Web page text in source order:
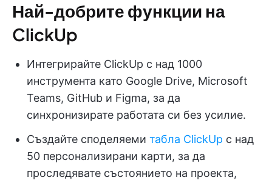
Най-добрите функции на
ClickUp
Интегрирайте ClickUp с над 1000
инструмента като Google Drive, Microsoft
Teams, GitHub и Figma, за да
синхронизирате работата си без усилие.
Създайте споделяеми табла ClickUp с над
50 персонализирани карти, за да
проследявате състоянието на проекта,